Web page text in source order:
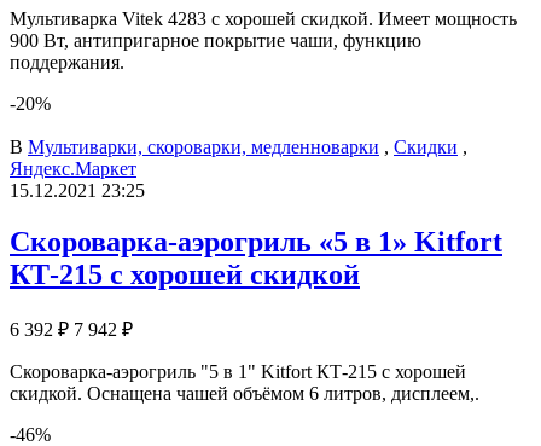
Мультиварка Vitek 4283 с хорошей скидкой. Имеет мощность
900 Вт, антипригарное покрытие чаши, функцию
поддержания.
-20%
В Мультиварки, скороварки, медленноварки , Скидки ,
Яндекс.Маркет
15.12.2021 23:25
Скороварка-аэрогриль «5 в 1» Kitfort
КТ-215 с хорошей скидкой
6 392 ₽ 7 942 ₽
Скороварка-аэрогриль "5 в 1" Kitfort КТ-215 с хорошей
скидкой. Оснащена чашей объёмом 6 литров, дисплеем,.
-46%